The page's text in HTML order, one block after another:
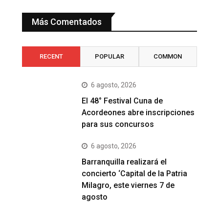
Más Comentados
RECENT POPULAR COMMON
6 agosto, 2026
El 48° Festival Cuna de
Acordeones abre inscripciones
para sus concursos
6 agosto, 2026
Barranquilla realizará el
concierto ‘Capital de la Patria
Milagro, este viernes 7 de
agosto